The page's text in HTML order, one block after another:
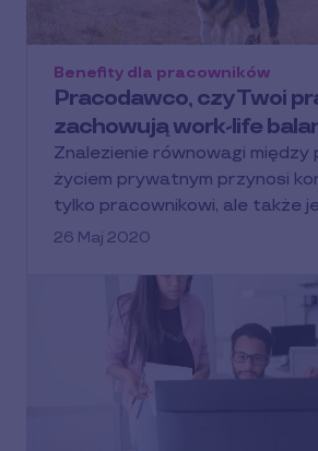
Pracodawco, czy Twoi
zachowują work-life
Benefity dla pracowników
Znalezienie równowagi między
życiem prywatnym przynosi
tylko pracownikowi, ale także
26 Maj 2020